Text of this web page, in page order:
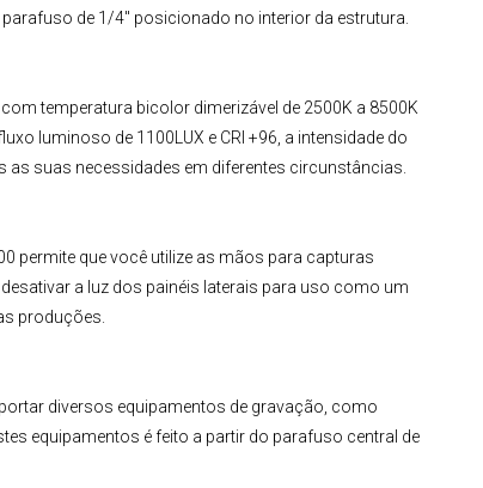
de 1/4" posicionado no interior da estrutura.
temperatura bicolor dimerizável de 2500K a 8500K
luminoso de 1100LUX e CRI +96, a intensidade do
as suas necessidades em diferentes circunstâncias.
permite que você utilize as mãos para capturas
a luz dos painéis laterais para uso como um
produções.
diversos equipamentos de gravação, como
equipamentos é feito a partir do parafuso central de